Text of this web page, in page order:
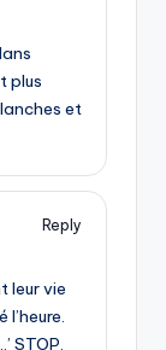
plus
et
Reply
leur vie
STOP.